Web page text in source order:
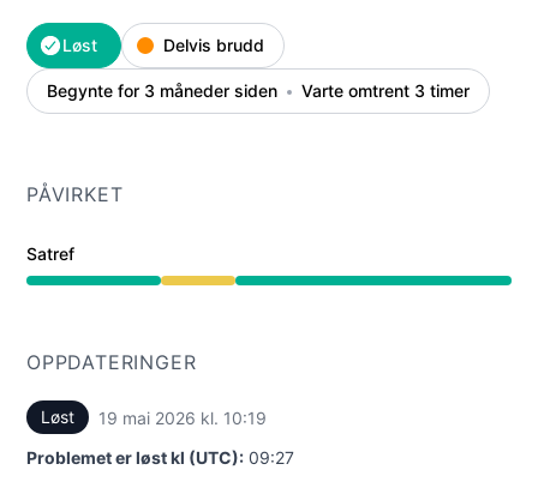
Løst Delvis brudd
Begynte for 3 måneder siden Varte omtrent 3 timer
PÅVIRKET
Satref
Nedsatt ytelse fra 7:00 AM til 10:19 AM
OPPDATERINGER
Løst 19 mai 2026 kl. 10:19
Problemet er løst kl (UTC): 09:27